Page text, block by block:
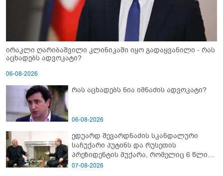
ირაკლი ღარიბაშვილი კლინიკაში იყო გადაყვანილი - რას
აცხადებს ადვოკატი?
06-08-2026
რას აცხადებს ნია იმნაძის ადვოკატი?
06-08-2026
ედუარდ შევარდნაძის სკანდალური
საჩუქარი პუტინს და რუსეთის
პრეზიდენტის მუქარა, რომელიც 6 წლის
შემდეგ აასრულა
07-08-2026